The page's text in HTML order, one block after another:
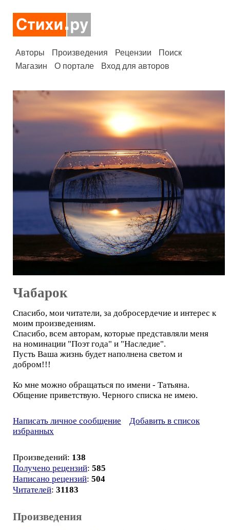
Авторы Произведения Рецензии
Поиск
Магазин
О портале Вход для авторов
Чабарок
Спасибо, мои читатели, за добросердечие и интерес к
моим произведениям.
Спасибо, всем авторам, которые представляли меня
на номинации "Поэт года" и "Наследие".
Пусть Ваша жизнь будет наполнена светом и
добром!!!
Ко мне можно обращаться по имени - Татьяна.
Общение приветствую. Черного списка не имею.
Написать личное сообщение
Добавить в список
избранных
Произведений: 138
Получено рецензий: 585
Написано рецензий: 504
Читателей: 31183
Произведения